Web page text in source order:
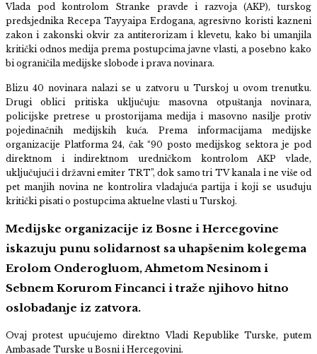
Vlada pod kontrolom Stranke pravde i razvoja (AKP), turskog
predsjednika Recepa Tayyaipa Erdogana, agresivno koristi kazneni
zakon i zakonski okvir za antiterorizam i klevetu, kako bi umanjila
kritički odnos medija prema postupcima javne vlasti, a posebno kako
bi ograničila medijske slobode i prava novinara.
Blizu 40 novinara nalazi se u zatvoru u Turskoj u ovom trenutku.
Drugi oblici pritiska uključuju: masovna otpuštanja novinara,
policijske pretrese u prostorijama medija i masovno nasilje protiv
pojedinačnih medijskih kuća. Prema informacijama medijske
organizacije Platforma 24, čak “90 posto medijskog sektora je pod
direktnom i indirektnom uredničkom kontrolom AKP vlade,
uključujući i državni emiter TRT”, dok samo tri TV kanala i ne više od
pet manjih novina ne kontrolira vladajuća partija i koji se usuđuju
kritički pisati o postupcima aktuelne vlasti u Turskoj.
Medijske organizacije iz Bosne i Hercegovine
iskazuju punu solidarnost sa uhapšenim kolegema
Erolom Onderogluom, Ahmetom Nesinom i
Sebnem Korurom Fincanci i traže njihovo hitno
oslobađanje iz zatvora.
Ovaj protest upućujemo direktno Vladi Republike Turske, putem
Ambasade Turske u Bosni i Hercegovini.